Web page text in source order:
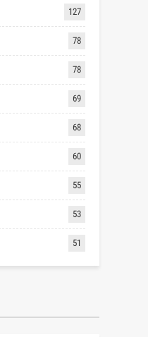
127
78
78
69
68
60
55
53
51